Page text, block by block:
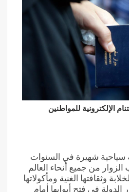
الإلكترونية للمواطنين
سياحية شهيرة في السنوات
من جميع أنحاء العالم
وثقافتها الغنية ومأكولاتها
الدولة في فتح أبوابها أمام